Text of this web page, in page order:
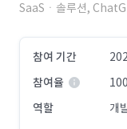
SaaSㆍ솔루션,
참여 기간
참여율
역할
개